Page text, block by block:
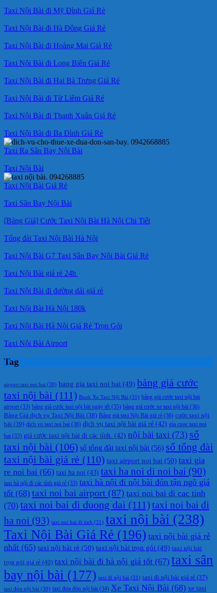
Taxi Nội Bài đi Mỹ Đình Giá Rẻ
Taxi Nội Bài đi Hà Đông Giá Rẻ
Taxi Nội Bài đi Hoàng Mai Giá Rẻ
Taxi Nội Bài đi Long Biên Giá Rẻ
Taxi Nội Bài đi Hai Bà Trưng Giá Rẻ
Taxi Nội Bài đi Từ Liêm Giá Rẻ
Taxi Nội Bài đi Thanh Xuân Giá Rẻ
Taxi Nội Bài đi Ba Đình Giá Rẻ
Taxi Ra Sân Bay Nội Bài
Taxi Nội Bài
Taxi Nội Bài Giá Rẻ
Taxi Sân Bay Nội Bài
[Bảng Giá] Cước Taxi Nội Bài Hà Nội Chi Tiết
Tổng đài Taxi Nội Bài Hà Nội
Taxi Nội Bài G7 Taxi Sân Bay Nội Bài Giá Rẻ
Taxi Nội Bài giá rẻ 24h
Taxi Nội Bài đi đường dài giá rẻ
Taxi Nội Bài Hà Nội 180k
Taxi Nội Bài Hà Nội Giá Rẻ Trọn Gói
Taxi Nội Bài Airport
Tag
airport taxi noi bai (30) bang gia taxi noi bai (49) bảng giá cước
taxi nội bài (111) Book Xe Taxi Nội Bài (31) bảng giá cước taxi nội bài
airport (33) bảng giá cước taxi nội bài ngày tết (35) bảng giá cước xe taxi nội bài (36)
Bảng Giá dịch vụ Taxi Nội Bài (38) Bảng giá taxi Nội Bài giá rẻ (36) cước taxi nội
bài (39) dich vu taxi noi bai (36) dịch vụ taxi nội bài giá rẻ (42) gia cuoc taxi noi
bai (33) giá cước taxi nội bài đi các tỉnh. (42) nội bài taxi (73) số
taxi nội bài (106) số tổng đài taxi nội bài (56) số tổng đài
taxi nội bài giá rẻ (110) taxi airport noi bai (50) taxi gia
re noi bai (66) taxi ha noi (43) taxi ha noi di noi bai (90)
taxi hà nội đi các tỉnh giá rẻ (33) taxi hà nội đi nội bài đón tận ngõ giá
tốt (68) taxi noi bai airport (87) taxi noi bai di cac tinh
(70) taxi noi bai di duong dai (111)taxi noi bai di
ha noi (93) taxi noi bai di tinh (31) taxi nội bài (238)
Taxi Nội Bài Giá Rẻ (196) taxi nội bài giá rẻ
nhất (65) taxi nội bài rẻ (50) taxi nội bài trọn gói (49) taxi nội bài
trọn gói giá rẻ (40) taxi nội bài đi hà nội giá tốt (67) taxi sân
bay nội bài (177) taxi đi nội bài (31) taxi đi nội bài giá rẻ (37)
taxi đón nội bài (30) taxi đưa đón nội bài (34) Xe Taxi Nội Bài (68) xe taxi